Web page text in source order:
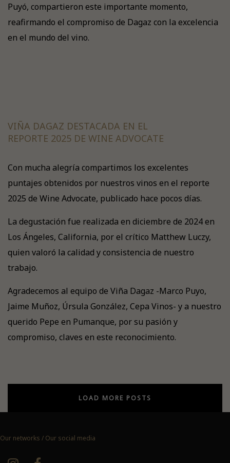
Puyó, compartieron este importante momento,
reafirmando el compromiso de Dagaz con la excelencia
en el mundo del vino.
VIÑA DAGAZ DESTACADA EN EL
REPORTE 2025 DE WINE ADVOCATE
Con mucha alegría compartimos los excelentes
puntajes obtenidos por nuestros vinos en el reporte
2025 de Wine Advocate, publicado hace pocos días.
La degustación fue realizada en diciembre de 2024 en
Los Ángeles, California, por el crítico Matthew Luczy,
quien valoró la calidad y consistencia de nuestro
trabajo.
Agradecemos al equipo de Viña Dagaz -Marco Puyo,
Jaime Muñoz, Úrsula González, Cepa Vinos- y a nuestro
querido Pepe en Pumanque, por su pasión y
compromiso, claves en este reconocimiento.
LOAD MORE POSTS
Our networks / Our social media